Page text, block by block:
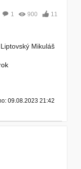
1 900 11
Mikuláš
09.08.2023 21:42